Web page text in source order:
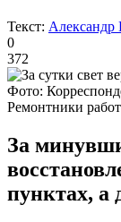
Текст:
0
372
Фото:
Ремонтники
За
пунктах, а